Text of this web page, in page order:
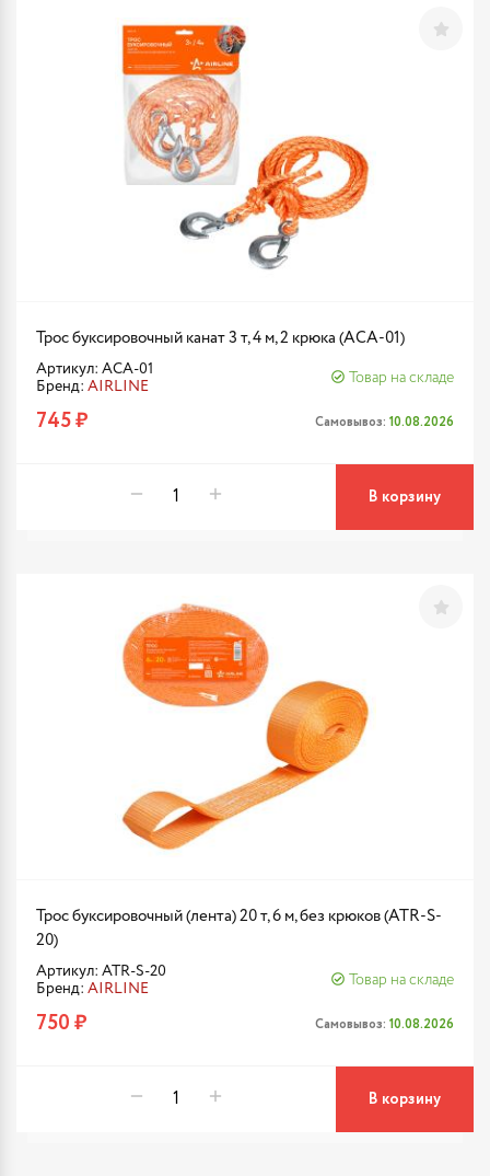
Трос буксировочный канат 3 т, 4 м, 2 крюка (ACA-01)
Артикул: ACA-01
Бренд: AIRLINE
Товар на складе
745 ₽ Самовывоз: 10.08.2026
В корзину
Трос буксировочный (лента) 20 т, 6 м, без крюков (ATR-S-
20)
Артикул: ATR-S-20
Бренд: AIRLINE
Товар на складе
750 ₽ Самовывоз: 10.08.2026
В корзину